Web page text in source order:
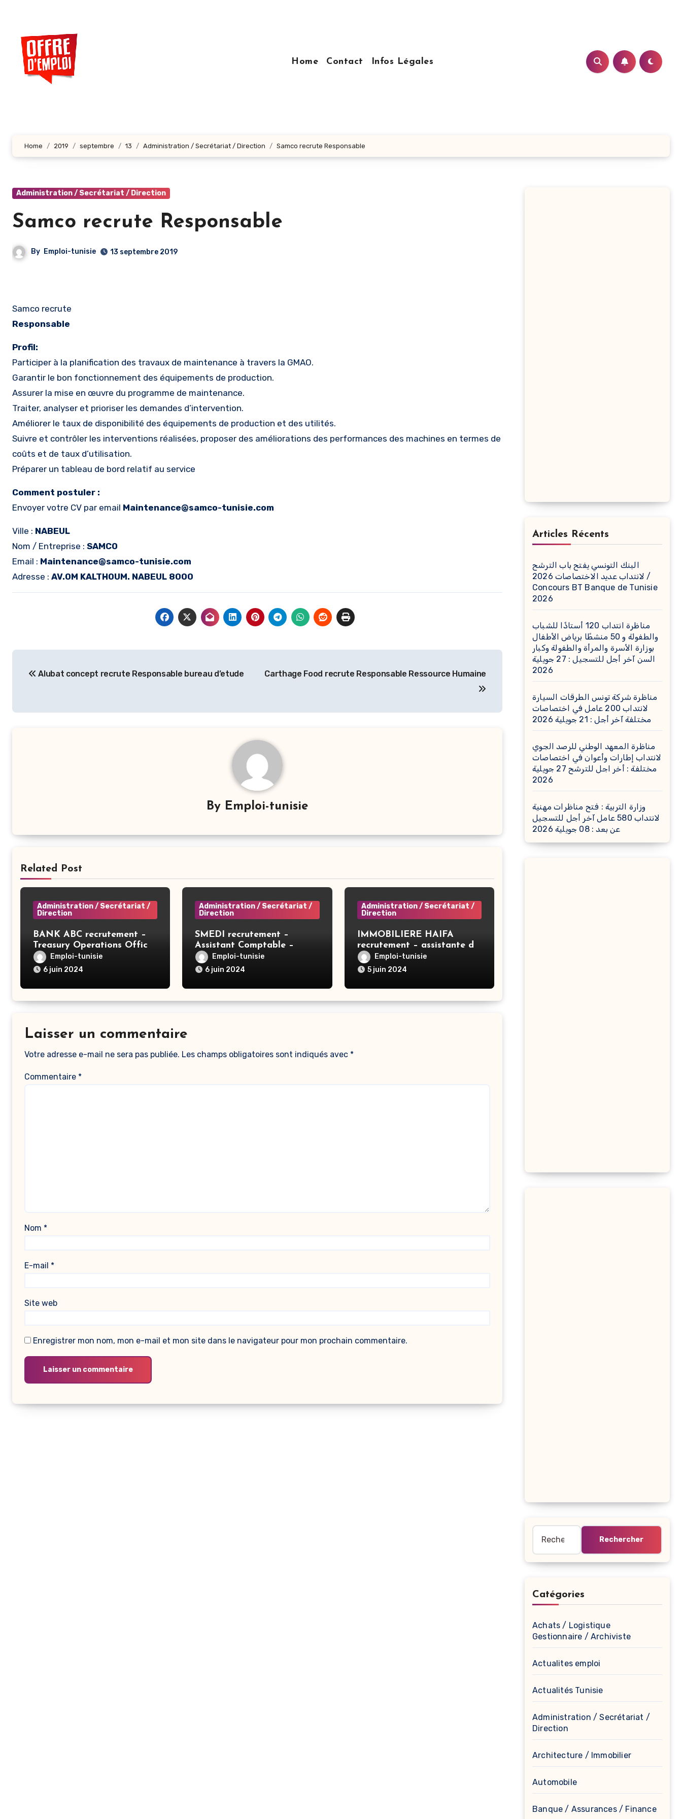
contenu
principal
Home
Contact Infos Légales
Home 2019 septembre 13 Administration / Secrétariat / Direction Samco recrute Responsable
Administration / Secrétariat / Direction
Samco recrute Responsable
By Emploi-tunisie 13 septembre 2019
Samco recrute
Responsable
Profil:
Participer à la planification des travaux de maintenance à travers la GMAO.
Garantir le bon fonctionnement des équipements de production.
Assurer la mise en œuvre du programme de maintenance.
Traiter, analyser et prioriser les demandes d’intervention.
Améliorer le taux de disponibilité des équipements de production et des utilités.
Suivre et contrôler les interventions réalisées, proposer des améliorations des performances des machines en termes de
coûts et de taux d’utilisation.
Préparer un tableau de bord relatif au service
Comment postuler :
Envoyer votre CV par email Maintenance@samco-tunisie.com
Ville : NABEUL
Nom / Entreprise : SAMCO
Email : Maintenance@samco-tunisie.com
Adresse : AV.OM KALTHOUM. NABEUL 8000
de
Alubat concept recrute Responsable bureau d’etude Carthage Food recrute Responsable Ressource Humaine
By Emploi-tunisie
Related Post
Administration / Secrétariat /
Direction
BANK ABC recrutement –
Treasury Operations Officer
– TunisEmploi-tunisie
6 juin 2024
Administration / Secrétariat /
Direction
SMEDI recrutement –
Assistant Comptable –
ArianaEmploi-tunisie
6 juin 2024
Administration / Secrétariat /
Direction
IMMOBILIERE HAIFA
recrutement – assistante de
direction – Tunis
Emploi-tunisie
5 juin 2024
Laisser un commentaire
Votre adresse e-mail ne sera pas publiée. Les champs obligatoires sont indiqués avec *
Commentaire *
Nom *
E-mail *
Site web
Enregistrer mon nom, mon e-mail et mon site dans le navigateur pour mon prochain commentaire.
Articles Récents
البنك التونسي يفتح باب الترشح
لانتداب عديد الاختصاصات 2026 /
Concours BT Banque de Tunisie
2026
مناظرة انتداب 120 أستاذًا للشباب
والطفولة و 50 منشطًا برياض الأطفال
بوزارة الأسرة والمرأة والطفولة وكبار
السن آخر أجل للتسجيل : 27 جويلية
2026
مناظرة شركة تونس الطرقات السيارة
لانتداب 200 عامل في اختصاصات
مختلفة آخر أجل : 21 جويلية 2026
مناظرة المعهد الوطني للرصد الجوي
لانتداب إطارات وأعوان في اختصاصات
مختلفة : أخر اجل للترشح 27 جويلية
2026
وزارة التربية : فتح مناظرات مهنية
لانتداب 580 عامل آخر أجل للتسجيل
عن بعد : 08 جويلية 2026
Catégories
Achats / Logistique
Gestionnaire / Archiviste
Actualites emploi
Actualités Tunisie
Administration / Secrétariat /
Direction
Architecture / Immobilier
Automobile
Banque / Assurances / Finance